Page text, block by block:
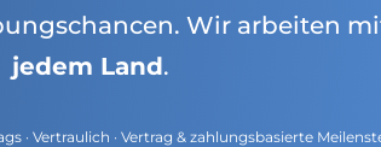
Wir arbeiten
jedem Land.
· Vertraulich · Vertrag & zahlungsbasierte